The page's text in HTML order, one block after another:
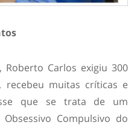
Roberto Carlos exigiu 300
recebeu muitas críticas e
que se trata de um
Compulsivo do